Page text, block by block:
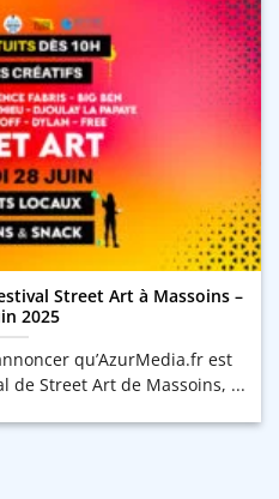
Street Art à Massoins –
2025
qu’AzurMedia.fr est
de Street Art de Massoins, ...